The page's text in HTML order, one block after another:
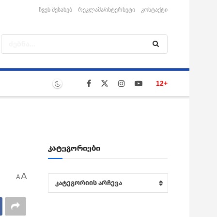
ჩვენ შესახებ რეკლამა/ინტერნეტი კონტაქტი
12+
AA
კატეგორიები
კატეგორიები
კატეგორიის არჩევა